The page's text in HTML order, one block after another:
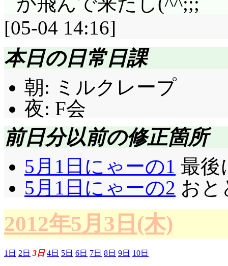
[05-04 14:16]
本日の日常日課
朝: ミルクレープ
夜: F会
前日分以前の修正箇所
5月1日にゃーの1 最後
5月1日にゃーの2 おと
2012年5月3日(木)
1日 2日 3日 4日 5日 6日 7日 8日 9日 10日